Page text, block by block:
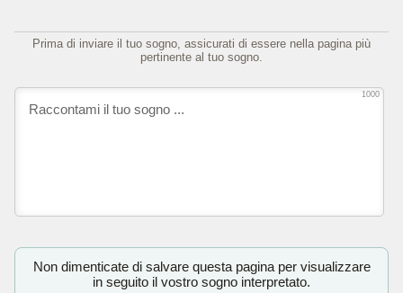
Prima di inviare il tuo sogno, assicurati di essere nella pagina più
pertinente al tuo sogno.
1000
Non dimenticate di salvare questa pagina per visualizzare
in seguito il vostro sogno interpretato.